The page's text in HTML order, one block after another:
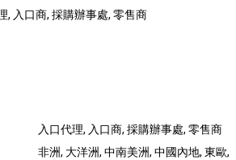
, 入口商, 採購辦事處, 零售商
入口代理, 入口商, 採購辦事處, 零售商
非洲, 大洋洲, 中南美洲, 中國內地, 東歐,